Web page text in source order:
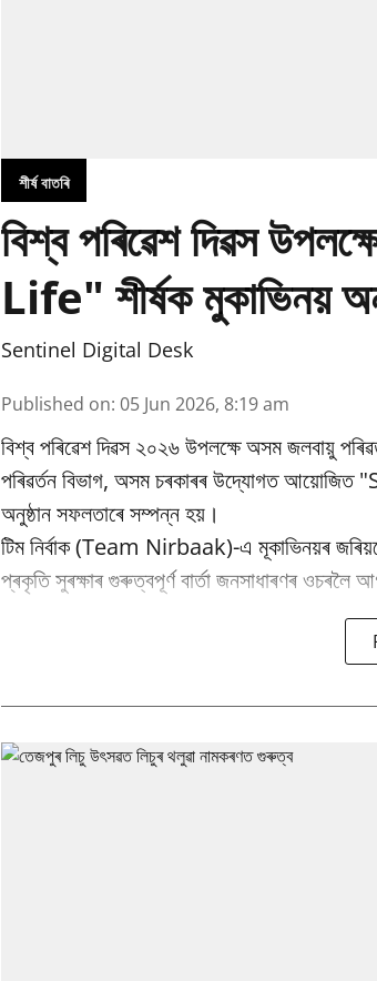
শীৰ্ষ বাতৰি
বিশ্ব পৰিৱেশ দিৱস
Life" শীৰ্ষক মুকাভিনয়
Sentinel Digital Desk
Published on: 05 Jun 2026, 8:19 am
বিশ্ব পৰিৱেশ দিৱস ২০২৬ উপলক্ষে অসম জলবায়ু
পৰিৱর্তন বিভাগ, অসম চৰকাৰৰ উদ্যোগত
অনুষ্ঠান সফলতাৰে সম্পন্ন হয়।
টিম নিৰ্বাক (Team Nirbaak)-এ মূকাভিনয়ৰ
প্ৰকৃতি সুৰক্ষাৰ গুৰুত্বপূৰ্ণ বাৰ্তা জনসাধাৰণৰ ওচৰলৈ